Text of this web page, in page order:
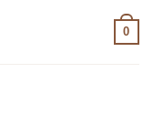
0